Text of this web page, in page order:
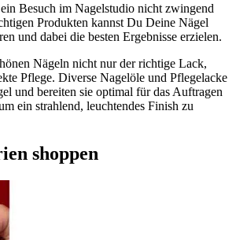
Besuch im Nagelstudio nicht zwingend
Produkten kannst Du Deine Nägel
und dabei die besten Ergebnisse erzielen.
Nägeln nicht nur der richtige Lack,
Pflege. Diverse Nagelöle und Pflegelacke
und bereiten sie optimal für das Auftragen
ein strahlend, leuchtendes Finish zu
shoppen